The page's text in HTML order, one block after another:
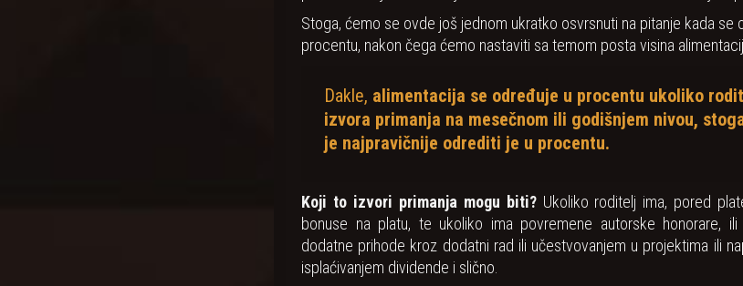
Stoga, ćemo se ovde još jednom ukratko osvrsnuti na pitanje kada se
procentu, nakon čega ćemo nastaviti sa temom posta visina
Dakle, alimentacija se određuje u procentu ukoliko
izvora primanja na mesečnom ili godišnjem nivou,
je najpravičnije odrediti je u procentu.
Koji to izvori primanja mogu biti?Ukoliko roditelj ima, pored
bonuse na platu, te ukoliko ima povremene autorske honorare,
dodatne prihode kroz dodatni rad ili učestvovanjem u projektima ili
isplaćivanjem dividende i slično.